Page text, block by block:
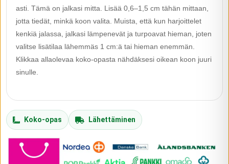
asti. Tämä on jalkasi mitta. Lisää 0,6–1,5 cm tähän mittaan,
jotta tiedät, minkä koon valita. Muista, että kun harjoittelet
kenkiä jalassa, jalkasi lämpenevät ja turpoavat hieman, joten
valitse lisätilaa lähemmäs 1 cm:ä tai hieman enemmän.
Klikkaa allaolevaa koko-opasta nähdäksesi oikean koon juuri
sinulle.
Koko-opas Lähettäminen